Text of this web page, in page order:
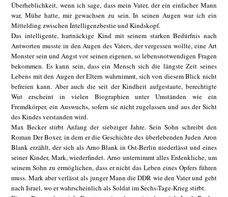
Überheblichkeit, wenn ich sage, dass mein Vater, der ein einfacher Mann
war, Mühe hatte, mir gewachsen zu sein. In seinen Augen war ich ein
Mittelding zwischen Intelligenzbestie und Kindskopf.
Das intelligente, hartnäckige Kind mit seinem starken Bedürfnis nach
Antworten musste in den Augen des Vaters, der vergessen wollte, eine Art
Monster sein und Angst vor seinen eigenen, so lebensnotwendigen Fragen
bekommen. Es kann sein, dass ein Mensch sich die längste Zeit seines
Lebens mit den Augen der Eltern wahrnimmt, sich von diesem Blick nicht
befreien kann. Aber auch die seit der Kindheit aufgestaute, berechtigte
Wut erscheint in vielen Biographien unter Umständen wie ein
Fremdkörper, ein Auswuchs, sofern sie nicht zugelassen und aus der Sicht
des Kindes verstanden wird.
Max Becker stirbt Anfang der siebziger Jahre. Sein Sohn schreibt den
Roman Der Boxer, in dem er die Geschichte des überlebenden Juden Aron
Blank erzählt, der sich als Arno Blank in Ost-Berlin niederlässt und eines
seiner Kinder, Mark, wiederfindet. Arno unternimmt alles Erdenkliche, um
seinem Sohn zu ermöglichen, dass er nicht das Leben eines Opfers führen
muss. Mark aber verlässt als junger Mann die DDR wie den Vater und geht
nach Israel, wo er wahrscheinlich als Soldat im Sechs-Tage-Krieg stirbt.